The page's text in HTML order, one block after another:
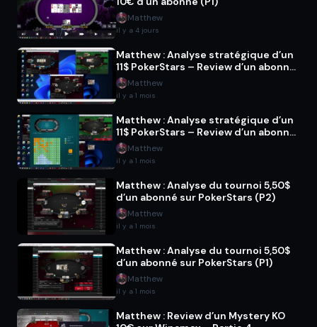
Matthew
il y a 4 jours
Matthew : Analyse stratégique d’un
11$ PokerStars – Review d’un abonné
(P2)Matthew
il y a 1 mois
Matthew : Analyse stratégique d’un
11$ PokerStars – Review d’un abonné
(P1)Matthew
il y a 1 mois
Matthew : Analyse du tournoi 5,50$
d’un abonné sur PokerStars (P2)
Matthew
il y a 1 mois
Matthew : Analyse du tournoi 5,50$
d’un abonné sur PokerStars (P1)
Matthew
il y a 1 mois
Matthew : Review d’un Mystery KO